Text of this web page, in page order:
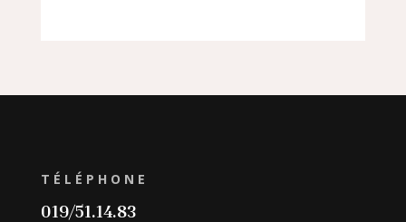
TÉLÉPHONE
019/51.14.83